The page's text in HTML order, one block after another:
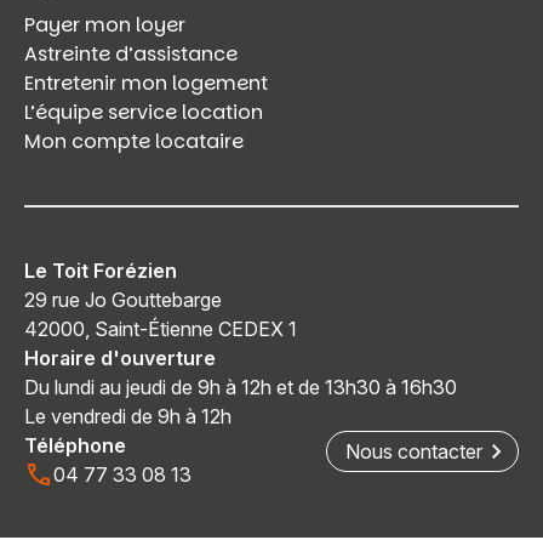
Payer mon loyer
Astreinte d’assistance
Entretenir mon logement
L’équipe service location
Mon compte locataire
Le Toit Forézien
29 rue Jo Gouttebarge
42000, Saint-Étienne CEDEX 1
Horaire d'ouverture
Du lundi au jeudi de 9h à 12h et de 13h30 à 16h30
Le vendredi de 9h à 12h
Téléphone
04 77 33 08 13
Nous contacter